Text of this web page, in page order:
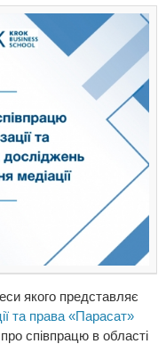
якого представляє
та права «Парасат»
співпрацю в області